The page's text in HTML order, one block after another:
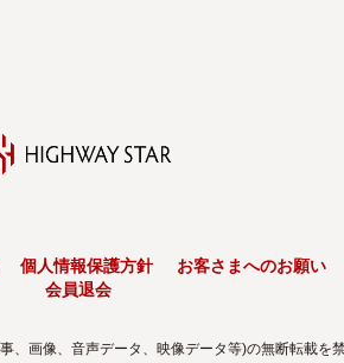
個人情報保護方針 お客さまへのお願い
会員退会
、画像、音声データ、映像データ等)の無断転載を禁